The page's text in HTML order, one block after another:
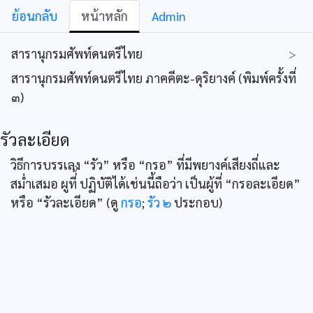
ย้อนกลับ หน้าหลัก Admin
สารานุกรมศัพท์ดนตรีไทย
>
สารานุกรมศัพท์ดนตรีไทย ภาคคีตะ-ดุริยางค์ (พิมพ์ครั้งที่
๓)
รัวละเอียด
วิธีการบรรเลง “รัว” หรือ “กรอ” ที่มีพยางค์เสียงถี่และ
สม่ำเสมอ ผูที่้ ปฏิบัติได้เช่นนี้ถือว่า เป็นผู้ที่ “กรอละเอียด”
หรือ “รัวละเอียด” (ดู กรอ; รัว ๒ ประกอบ)